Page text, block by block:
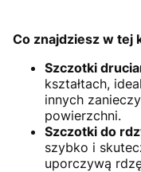
Co znajdziesz w tej
Szczotki
kształtach,
innych
powierzchni.
Szczotki do
szybko i
uporczywą